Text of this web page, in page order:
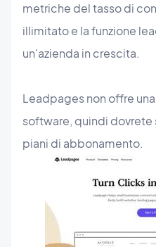
metriche del tasso di
illimitato e la funzione
un'azienda in crescita.
Leadpages non offre
software, quindi
piani di abbonamento.